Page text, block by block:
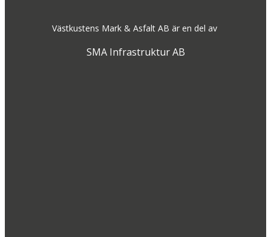
Västkustens Mark & Asfalt AB är en del av
SMA Infrastruktur AB